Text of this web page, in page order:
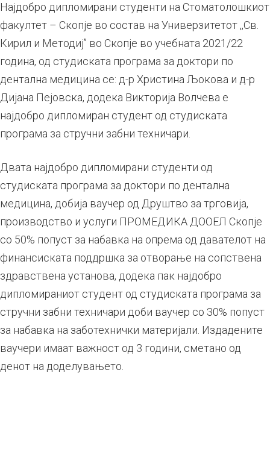
Најдобро дипломирани студенти на Стоматолошкиот
факултет – Скопје во состав на Универзитетот ,,Св.
Кирил и Методиј’’ во Скопје во учебната 2021/22
година, од студиската програма за доктори по
дентална медицина се: д-р Христина Љокова и д-р
Дијана Пејовска, додека Викторија Волчева е
најдобро дипломиран студент од студиската
програма за стручни забни техничари.
Двата најдобро дипломирани студенти од
студиската програма за доктори по дентална
медицина, добија ваучер од Друштво за трговија,
производство и услуги ПРОМЕДИКА ДООЕЛ Скопје
со 50% попуст за набавка на опрема од давателот на
финансиската поддршка за отворање на сопствена
здравствена установа, додека пак најдобро
дипломираниот студент од студиската програма за
стручни забни техничари доби ваучер со 30% попуст
за набавка на заботехнички материјали. Издадените
ваучери имаат важност од 3 години, сметано од
денот на доделувањето.